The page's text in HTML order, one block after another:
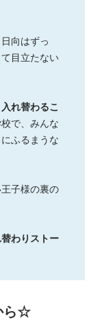
向はずっ
目立たない
れ替わるこ
で、みんな
ふるまうな
子様の裏の
わりストー
ら☆